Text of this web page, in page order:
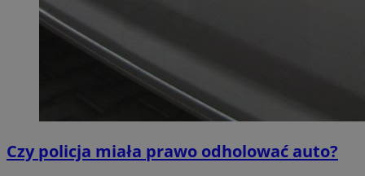
Czy policja miała prawo odholować auto?